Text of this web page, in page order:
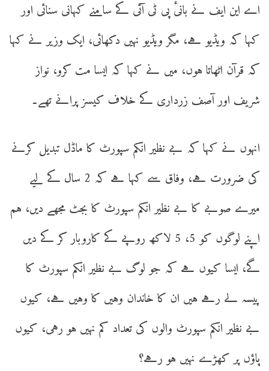
اے این ایف نے بانیٔ پی ٹی آئی کے سامنے کہانی سنائی اور
کہا کہ ویڈیو ہے، مگر ویڈیو نہیں دکھائی، ایک وزیر نے کہا
کہ قرآن اٹھاتا ہوں، میں نے کہا کہ ایسا مت کرو، نواز
شریف اور آصف زرداری کے خلاف کیسز پرانے تھے۔
انہوں نے کہا کہ بے نظیر انکم سپورٹ کا ماڈل تبدیل کرنے
کی ضرورت ہے، وفاق سے کہا ہے کہ 2 سال کے لیے
میرے صوبے کا بے نظیر انکم سپورٹ کا بجٹ مجھے دیں، ہم
اپنے لوگوں کو 5، 5 لاکھ روپے کے کاروبار کر کے دیں
گے، ایسا کیوں ہے کہ جو لوگ بے نظیر انکم سپورٹ کا
پیسہ لے رہے ہیں ان کا خاندان وہیں کا وہیں ہے، کیوں
بے نظیر انکم سپورٹ والوں کی تعداد کم نہیں ہو رہی، کیوں
پاؤں پر کھڑے نہیں ہو رہے؟